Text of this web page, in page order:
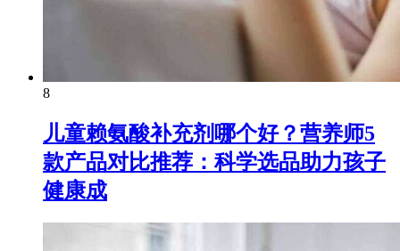
8
儿童赖氨酸补充剂哪个好？营养师5
款产品对比推荐：科学选品助力孩子
健康成